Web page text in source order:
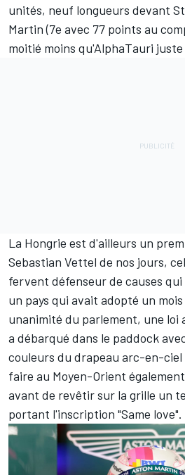
unités, neuf longueurs devant
Martin (7e avec 77 points au
moitié moins qu'AlphaTauri
La Hongrie est d'ailleurs un
Sebastian Vettel de nos jours,
fervent défenseur de causes
un pays qui avait adopté un
unanimité du parlement, une loi
a débarqué dans le paddock
couleurs du drapeau arc-en-ciel
faire au Moyen-Orient
avant de revêtir sur la grille un
portant l'inscription "Same love".